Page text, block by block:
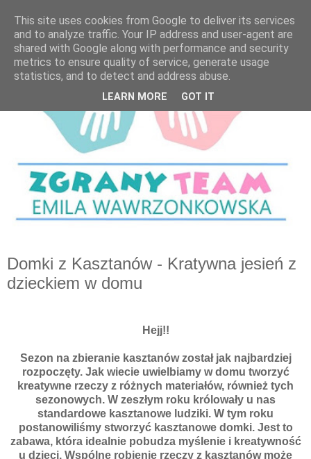
Domki z Kasztanów - Kratywna jesień z
dzieckiem w domu
Hejj!!
Sezon na zbieranie kasztanów został jak najbardziej
rozpoczęty. Jak wiecie uwielbiamy w domu tworzyć
kreatywne rzeczy z różnych materiałów, również tych
sezonowych. W zeszłym roku królowały u nas
standardowe kasztanowe ludziki. W tym roku
postanowiliśmy stworzyć kasztanowe domki. Jest to
zabawa, która idealnie pobudza myślenie i kreatywność
u dzieci. Wspólne robienie rzeczy z kasztanów może
This site uses cookies from Google to deliver its services
and to analyze traffic. Your IP address and user-agent are
shared with Google along with performance and security
metrics to ensure quality of service, generate usage
statistics, and to detect and address abuse.
LEARN MORE GOT IT